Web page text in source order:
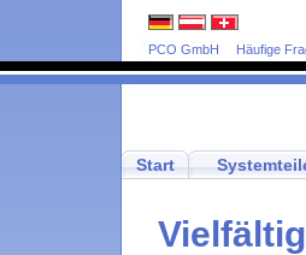
PCO GmbH Häufige
Start